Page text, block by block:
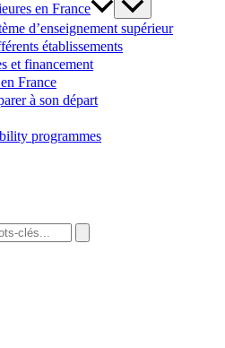
en France
d’enseignement supérieur
établissements
et financement
France
à son départ
programmes